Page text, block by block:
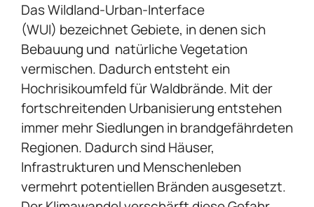
DasWildland-Urban-Interface
(WUI) bezeichnet Gebiete, in denen sich
Bebauung und natürliche Vegetation
vermischen. Dadurch entsteht ein
Hochrisikoumfeld für Waldbrände. Mit der
fortschreitenden Urbanisierung entstehen
immer mehr Siedlungen in brandgefährdeten
Regionen. Dadurch sind Häuser,
Infrastrukturen und Menschenleben
vermehrt potentiellen Bränden ausgesetzt.